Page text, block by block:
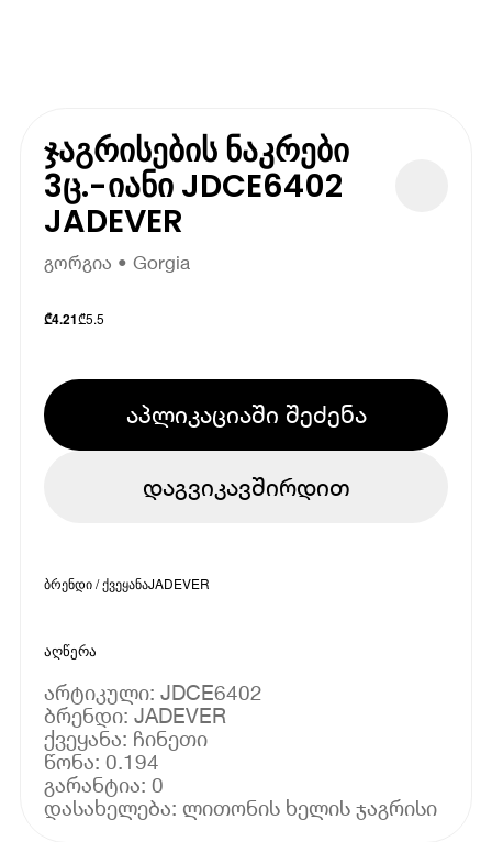
ჯაგრისების ნაკრები
3ც.-იანი JDCE6402
JADEVER
გორგია • Gorgia
₾4.21₾5.5
აპლიკაციაში შეძენა
დაგვიკავშირდით
ბრენდი / ქვეყანაJADEVER
აღწერა
არტიკული: JDCE6402
ბრენდი: JADEVER
ქვეყანა: ჩინეთი
წონა: 0.194
გარანტია: 0